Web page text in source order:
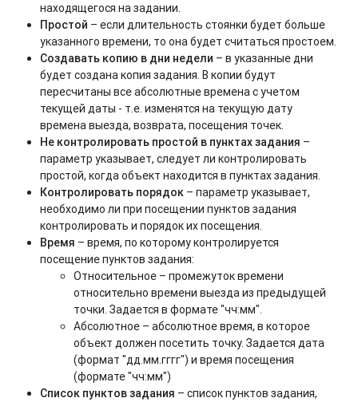
находящегося на задании.
Простой – если длительность стоянки будет больше
указанного времени, то она будет считаться простоем.
Создавать копию в дни недели – в указанные дни
будет создана копия задания. В копии будут
пересчитаны все абсолютные времена с учетом
текущей даты - т.е. изменятся на текущую дату
времена выезда, возврата, посещения точек.
Не контролировать простой в пунктах задания –
параметр указывает, следует ли контролировать
простой, когда объект находится в пунктах задания.
Контролировать порядок – параметр указывает,
необходимо ли при посещении пунктов задания
контролировать и порядок их посещения.
Время – время, по которому контролируется
посещение пунктов задания:
Относительное – промежуток времени
относительно времени выезда из предыдущей
точки. Задается в формате "чч:мм".
Абсолютное – абсолютное время, в которое
объект должен посетить точку. Задается дата
(формат "дд.мм.гггг") и время посещения
(формате "чч:мм")
Список пунктов задания – список пунктов задания,